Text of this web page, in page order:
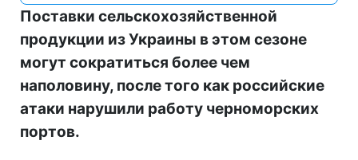
Поставки сельскохозяйственной
продукции из Украины в этом сезоне
могут сократиться более чем
наполовину, после того как российские
атаки нарушили работу черноморских
портов.